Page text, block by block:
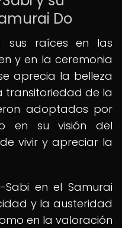
Do
sus raíces en las
y en la ceremonia
aprecia la belleza
transitoriedad de la
adoptados por
en su visión del
vivir y apreciar la
en el Samurai
y la austeridad
en la valoración